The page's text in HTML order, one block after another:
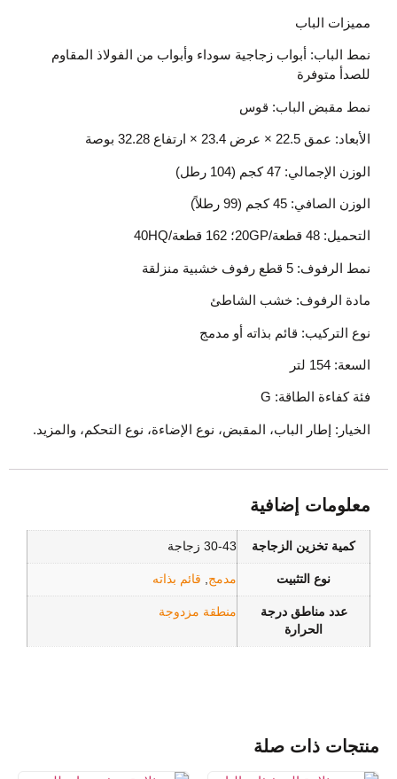
مميزات الباب
نمط الباب: أبواب زجاجية سوداء وأبواب من الفولاذ المقاوم
للصدأ متوفرة
نمط مقبض الباب: قوس
الأبعاد: عمق 22.5 × عرض 23.4 × ارتفاع 32.28 بوصة
الوزن الإجمالي: 47 كجم (104 رطل)
الوزن الصافي: 45 كجم (99 رطلاً)
التحميل: 48 قطعة/20GP؛ 162 قطعة/40HQ
نمط الرفوف: 5 قطع رفوف خشبية منزلقة
مادة الرفوف: خشب الشاطئ
نوع التركيب: قائم بذاته أو مدمج
السعة: 154 لتر
فئة كفاءة الطاقة: G
الخيار: إطار الباب، المقبض، نوع الإضاءة، نوع التحكم، والمزيد.
معلومات إضافية
كمية تخزين الزجاجة 30-43 زجاجة
نوع التثبيت مدمج, قائم بذاته
عدد مناطق درجة
الحرارة
منطقة مزدوجة
منتجات ذات صلة